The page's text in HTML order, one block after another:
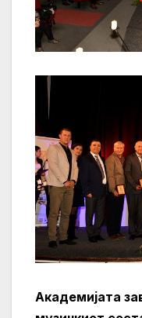
Академијата